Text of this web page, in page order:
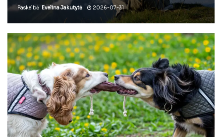
Paskelbė Evelina Jakutytė 2026-07-31